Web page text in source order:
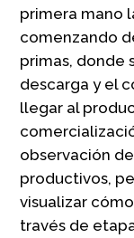
primera mano
comenzando
primas, donde
descarga y el
llegar al
observación
productivos,
visualizar
través de